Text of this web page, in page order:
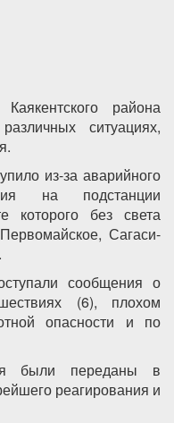
района
ситуациях,
из-за аварийного
на подстанции
которого без света
Сагаси-
сообщения о
(6), плохом
опасности и по
были переданы в
реагирования и